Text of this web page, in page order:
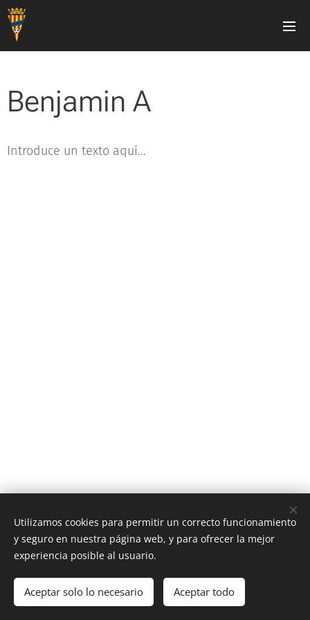
Benjamin A
Introduce un texto aquí...
cdfleta@gmail.com
Webnode
Utilizamos cookies para permitir un correcto funcionamiento
y seguro en nuestra página web, y para ofrecer la mejor
experiencia posible al usuario.
Aceptar solo lo necesario Aceptar todo